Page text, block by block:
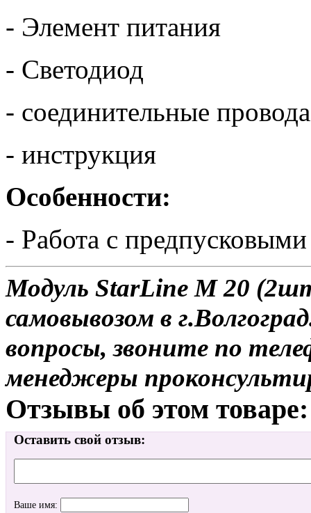
- Элемент питания
- Светодиод
- соединительные провода
- инструкция
Особенности:
- Работа с
Модуль StarLine M 20
самовывозом в
вопросы, звоните по
менеджеры
Отзывы об этом товаре:
Оставить свой отзыв:
Ваше имя: